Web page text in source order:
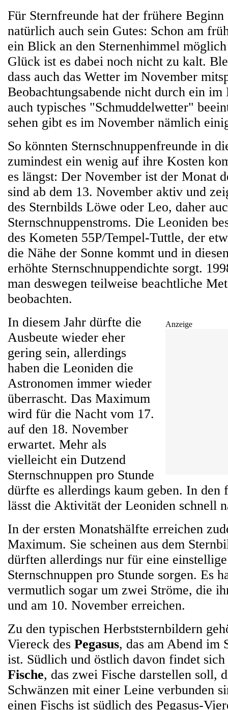
Für Sternfreunde hat der frühere
natürlich auch sein Gutes: Schon am
ein Blick an den Sternenhimmel
Glück ist es dabei noch nicht zu kalt.
dass auch das Wetter im November
Beobachtungsabende nicht durch ein
auch typisches "Schmuddelwetter"
sehen gibt es im November nämlich
So könnten Sternschnuppenfreunde in
zumindest ein wenig auf ihre Kosten
es längst: Der November ist der Monat
sind ab dem 13. November aktiv und
des Sternbilds Löwe oder Leo, daher
Sternschnuppenstroms. Die Leoniden
des Kometen 55P/Tempel-Tuttle, der
die Nähe der Sonne kommt und in
erhöhte Sternschnuppendichte sorgt.
man deswegen teilweise beachtliche
beobachten.
Anzeige
In diesem Jahr dürfte die
Ausbeute wieder eher
gering sein, allerdings
haben die Leoniden die
Astronomen immer wieder
überrascht. Das Maximum
wird für die Nacht vom 17.
auf den 18. November
erwartet. Mehr als
vielleicht ein Dutzend
Sternschnuppen pro Stunde
dürfte es allerdings kaum geben. In den
lässt die Aktivität der Leoniden schnell
In der ersten Monatshälfte erreichen
Maximum. Sie scheinen aus dem
dürften allerdings nur für eine
Sternschnuppen pro Stunde sorgen. Es
vermutlich sogar um zwei Ströme, die
und am 10. November erreichen.
Zu den typischen Herbststernbildern
Viereck des Pegasus, das am Abend im
ist. Südlich und östlich davon findet sich
Fische, das zwei Fische darstellen soll,
Schwänzen mit einer Leine verbunden
einen Fischs ist südlich des Pegasus-